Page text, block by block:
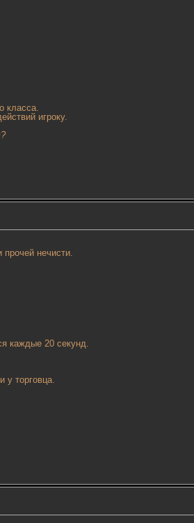
класса.
игроку.
нечисти.
каждые 20 секунд.
у торговца.